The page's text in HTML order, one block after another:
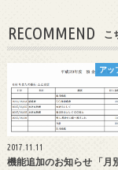
RECOMMEND こ
アッ
2017.11.11
機能追加のお知らせ 「月